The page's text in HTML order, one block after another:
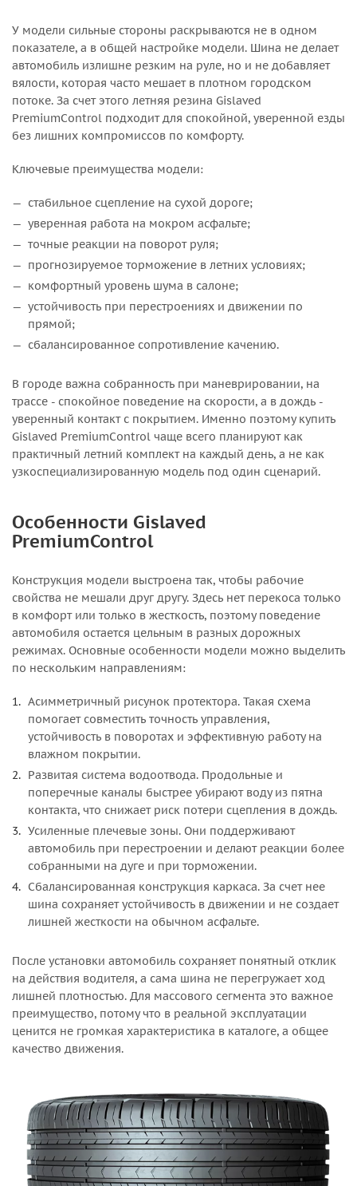
У модели сильные стороны раскрываются не в одном
показателе, а в общей настройке модели. Шина не делает
автомобиль излишне резким на руле, но и не добавляет
вялости, которая часто мешает в плотном городском
потоке. За счет этого летняя резина Gislaved
PremiumControl подходит для спокойной, уверенной езды
без лишних компромиссов по комфорту.
Ключевые преимущества модели:
стабильное сцепление на сухой дороге;
уверенная работа на мокром асфальте;
точные реакции на поворот руля;
прогнозируемое торможение в летних условиях;
комфортный уровень шума в салоне;
устойчивость при перестроениях и движении по
прямой;
сбалансированное сопротивление качению.
В городе важна собранность при маневрировании, на
трассе - спокойное поведение на скорости, а в дождь -
уверенный контакт с покрытием. Именно поэтому купить
Gislaved PremiumControl чаще всего планируют как
практичный летний комплект на каждый день, а не как
узкоспециализированную модель под один сценарий.
Особенности Gislaved
PremiumControl
Конструкция модели выстроена так, чтобы рабочие
свойства не мешали друг другу. Здесь нет перекоса только
в комфорт или только в жесткость, поэтому поведение
автомобиля остается цельным в разных дорожных
режимах. Основные особенности модели можно выделить
по нескольким направлениям:
Асимметричный рисунок протектора. Такая схема
помогает совместить точность управления,
устойчивость в поворотах и эффективную работу на
влажном покрытии.
Развитая система водоотвода. Продольные и
поперечные каналы быстрее убирают воду из пятна
контакта, что снижает риск потери сцепления в дождь.
Усиленные плечевые зоны. Они поддерживают
автомобиль при перестроении и делают реакции более
собранными на дуге и при торможении.
Сбалансированная конструкция каркаса. За счет нее
шина сохраняет устойчивость в движении и не создает
лишней жесткости на обычном асфальте.
После установки автомобиль сохраняет понятный отклик
на действия водителя, а сама шина не перегружает ход
лишней плотностью. Для массового сегмента это важное
преимущество, потому что в реальной эксплуатации
ценится не громкая характеристика в каталоге, а общее
качество движения.